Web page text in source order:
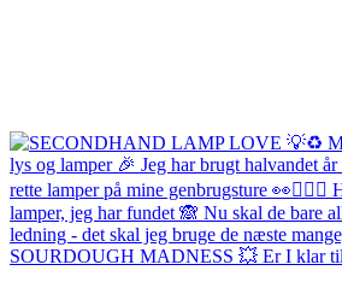
SOURDOUGH MADNESS 💥 Er I klar